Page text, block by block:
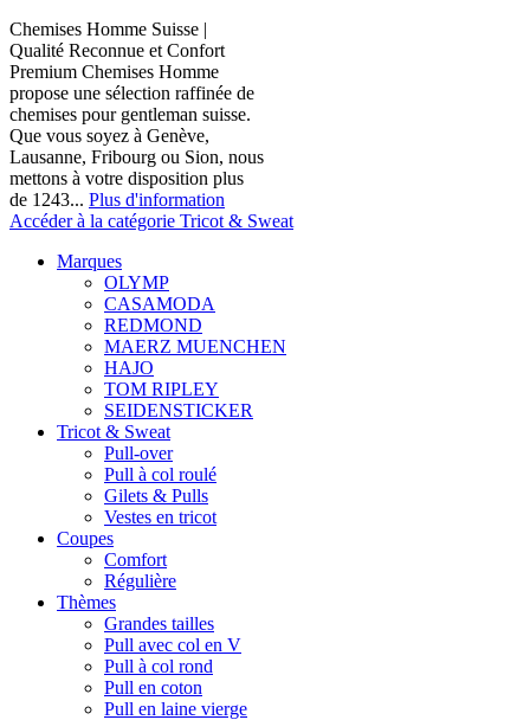
Chemises Homme Suisse |
Qualité Reconnue et Confort
Premium Chemises Homme
propose une sélection raffinée de
chemises pour gentleman suisse.
Que vous soyez à Genève,
Lausanne, Fribourg ou Sion, nous
mettons à votre disposition plus
de 1243... Plus d'information
Accéder à la catégorie Tricot & Sweat
Marques
OLYMP
CASAMODA
REDMOND
MAERZ MUENCHEN
HAJO
TOM RIPLEY
SEIDENSTICKER
Tricot & Sweat
Pull-over
Pull à col roulé
Gilets & Pulls
Vestes en tricot
Coupes
Comfort
Régulière
Thèmes
Grandes tailles
Pull avec col en V
Pull à col rond
Pull en coton
Pull en laine vierge